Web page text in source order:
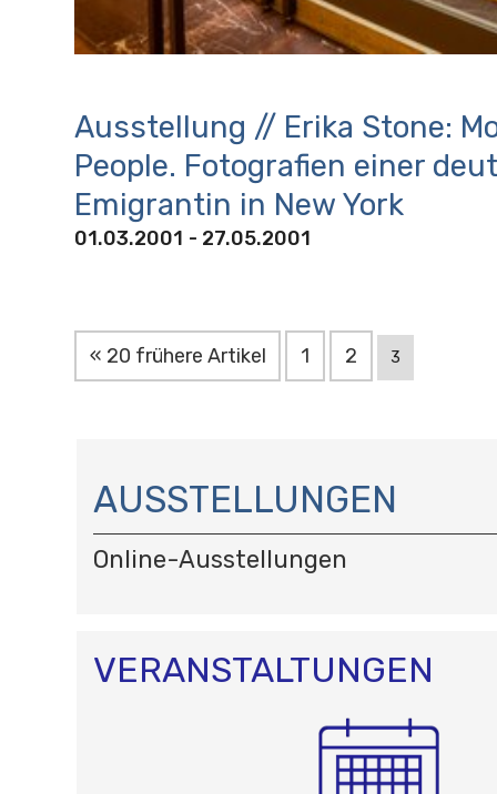
Ausstellung // Erika Stone:
People. Fotografien einer
Emigrantin in New York
01.03.2001 - 27.05.2001
« 20 frühere Artikel 1 2 3
A
V
I
G
O
N
AUSSTELLUNGEN
Online-Ausstellungen
VERANSTALTUNGEN